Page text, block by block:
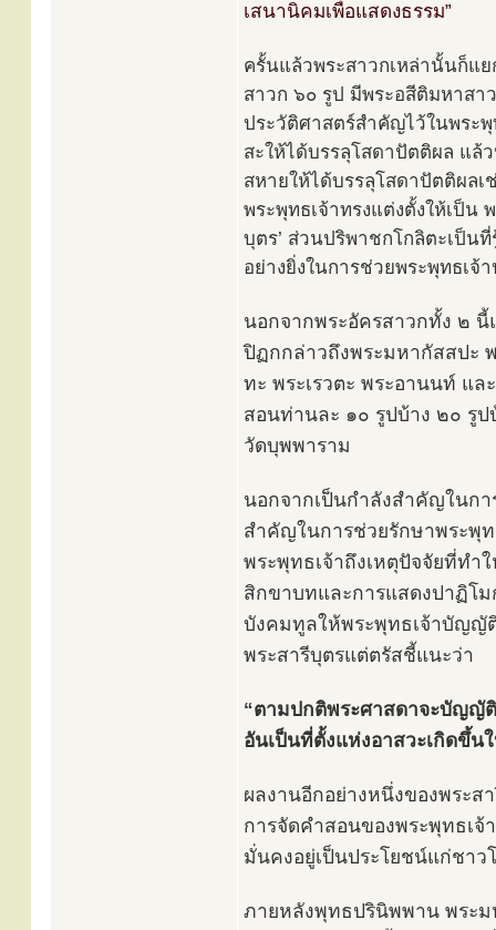
เสนานิคมเพื่อแสดงธรรม”
ครั้นแล้วพระสาวกเหล่านั้นก็แ
สาวก ๖๐ รูป มีพระอสีติมหาสา
ประวัติศาสตร์สำคัญไว้ในพระ
สะให้ได้บรรลุโสดาปัตติผล แล้
สหายให้ได้บรรลุโสดาปัตติผล
พระพุทธเจ้าทรงแต่งตั้งให้เป็น
บุตร’ ส่วนปริพาชกโกลิตะเป็น
อย่างยิ่งในการช่วยพระพุทธเจ้
นอกจากพระอัครสาวกทั้ง ๒
ปิฏกกล่าวถึงพระมหากัสสปะ
ทะ พระเรวตะ พระอานนท์ แ
สอนท่านละ ๑๐ รูปบ้าง ๒๐ รู
วัดบุพพาราม
นอกจากเป็นกำลังสำคัญในก
สำคัญในการช่วยรักษาพระพุ
พระพุทธเจ้าถึงเหตุปัจจัยที่ท
สิกขาบทและการแสดงปาฏิโ
บังคมทูลให้พระพุทธเจ้าบัญญั
พระสารีบุตรแต่ตรัสชี้แนะว่า
“ตามปกติพระศาสดาจะบัญญั
อันเป็นที่ตั้งแห่งอาสวะเกิดขึ้น
ผลงานอีกอย่างหนึ่งของพระส
การจัดคำสอนของพระพุทธเจ้
มั่นคงอยู่เป็นประโยชน์แก่ชา
ภายหลังพุทธปรินิพพาน พระม